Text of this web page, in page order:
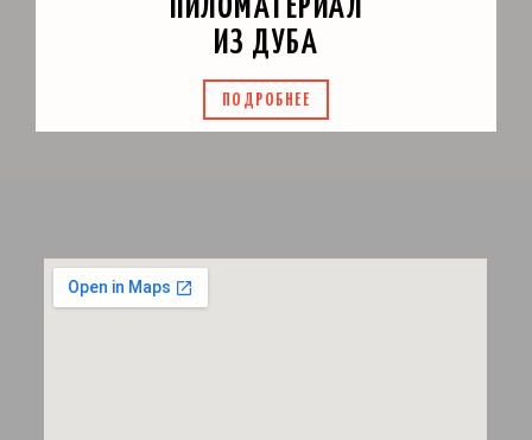
ПИЛОМАТЕРИАЛ
ИЗ ДУБА
ПОДРОБНЕЕ